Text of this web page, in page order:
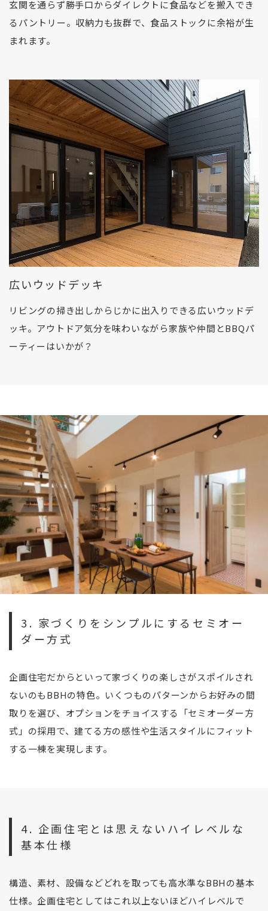
玄関を通らず勝手口からダイレクトに食品などを搬入でき
るパントリー。収納力も抜群で、食品ストックに余裕が生
まれます。
広いウッドデッキ
リビングの掃き出しからじかに出入りできる広いウッドデ
ッキ。アウトドア気分を味わいながら家族や仲間とBBQパ
ーティーはいかが？
3. 家づくりをシンプルにするセミオー
ダー方式
企画住宅だからといって家づくりの楽しさがスポイルされ
ないのもBBHの特色。いくつものパターンからお好みの間
取りを選び、オプションをチョイスする「セミオーダー方
式」の採用で、建てる方の感性や生活スタイルにフィット
する一棟を実現します。
4. 企画住宅とは思えないハイレベルな
基本仕様
構造、素材、設備などどれを取っても高水準なBBHの基本
仕様。企画住宅としてはこれ以上ないほどハイレベルで